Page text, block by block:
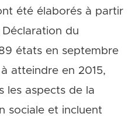
été élaborés à partir
du
états en septembre
atteindre en 2015,
les aspects de la
sociale et incluent